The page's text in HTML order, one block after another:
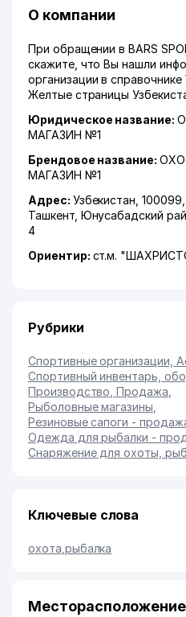
О компании
При обращении в BARS
скажите, что Вы нашли
организации в
Желтые страницы
Юридическое название:
МАГАЗИН №1
Брендовое название:
МАГАЗИН №1
Адрес: Узбекистан, 100099,
Ташкент, Юнусабадский
4
Ориентир: ст.м.
Рубрики
Спортивные организации,
Спортивный инвентарь,
Производство, Продажа
Рыболовные магазины
Резиновые сапоги -
Одежда для рыбалки -
Снаряжение для охоты,
Ключевые слова
охота рыбалка
Месторасположение